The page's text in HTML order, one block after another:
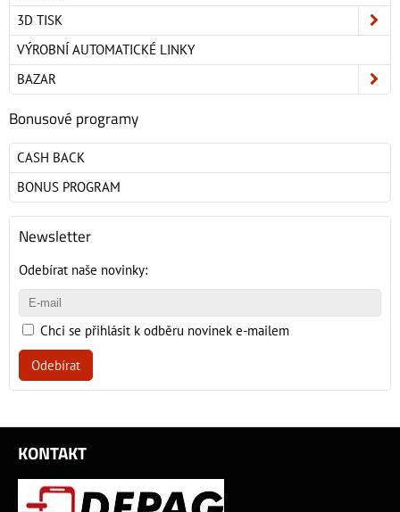
3D TISK
VÝROBNÍ AUTOMATICKÉ LINKY
BAZAR
Bonusové programy
CASH BACK
BONUS PROGRAM
Newsletter
Odebírat naše novinky:
Chci se přihlásit k odběru novinek e-mailem
Odebírat
KONTAKT